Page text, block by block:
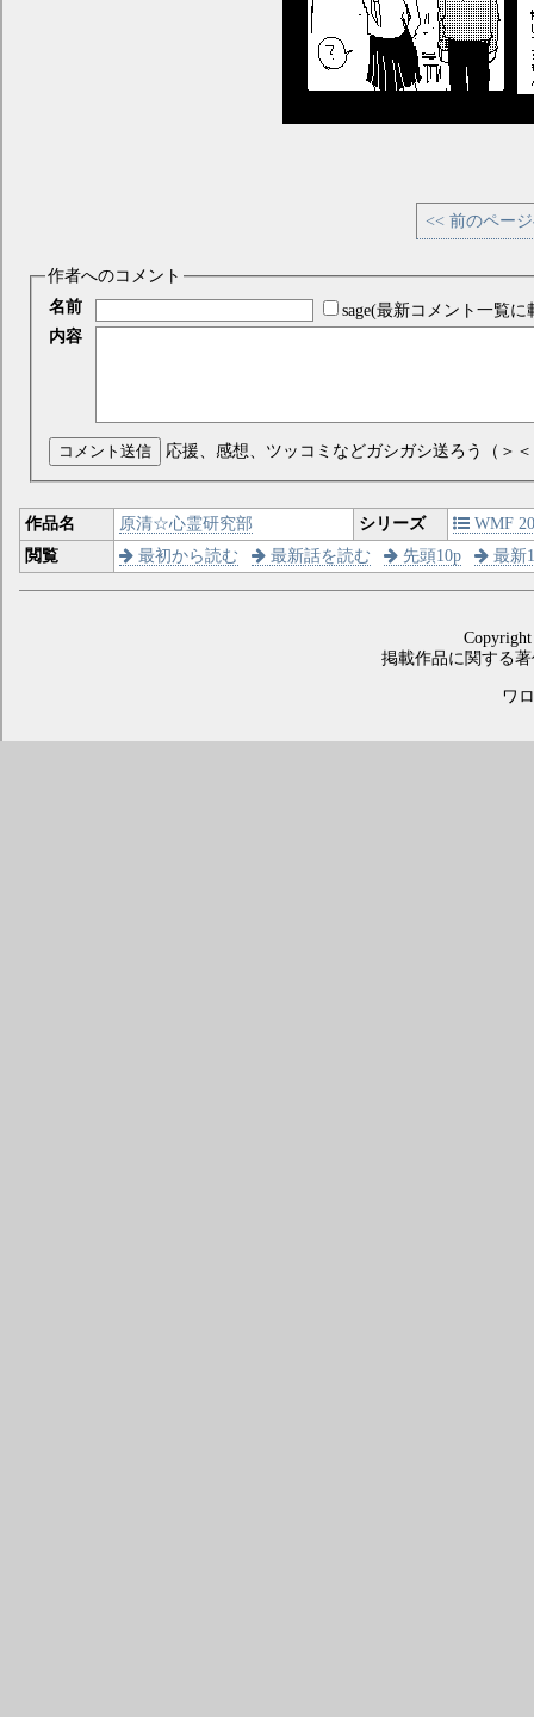
<< 前のペー
作者へのコメント
名前
sage(最新コメント一覧に
内容
コメント送信 応援、感想、ツッコミなどガシガシ送ろう（＞
作品名 原清☆心霊研究部 シリーズ
WMF
閲覧
最初から読む 最新話を読む 先頭10p 最新
掲載作品に関する
ワ